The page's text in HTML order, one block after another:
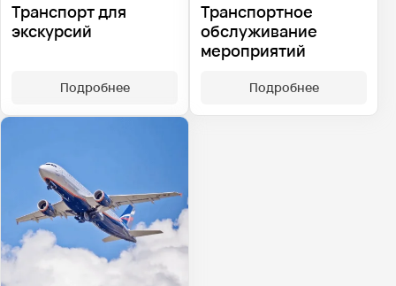
Транспорт для
экскурсий
Подробнее
Транспортное
обслуживание
мероприятий
Подробнее